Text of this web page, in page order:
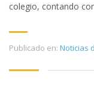
colegio, contando
Publicado en: Noticias